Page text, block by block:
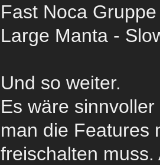
Fast Noca
Large Manta -
Und so weiter.
Es wäre
man die Features
freischalten